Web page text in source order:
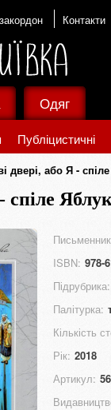
Контакти
Публіцистичні
Одяг
двері, або Я -
спіле
ISBN: 978-
Підрубрика:
Палітурка:
Кількість
Рік: 2018
Артикул: